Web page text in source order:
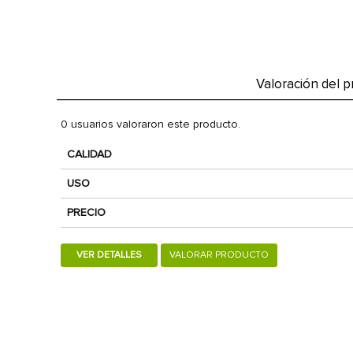
Valoración del
0 usuarios valoraron este producto.
CALIDAD
USO
PRECIO
VER DETALLES VALORAR PRODUCTO